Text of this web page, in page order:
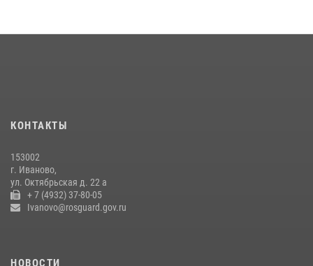
схожий с гранатой
15 июля 2026, 13:03
КОНТАКТЫ
153002
г. Иваново,
ул. Октябрьская д. 22 а
+ 7 (4932) 37-80-05
Ivanovo@rosguard.gov.ru
НОВОСТИ